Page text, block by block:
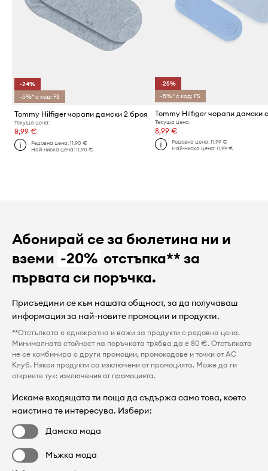
-24%
-5%* с код: FS
Tommy Hilfiger чорапи дамски 2 броя
Текуща цена:
8,99 €
Редовна цена:11,90 €
Най-ниска цена:11,90 €
-25%
-5%* с код: FS
Текуща цена:
8,99 €
Редовна цена: 11,99 €
Най-ниска цена: 11,99 €
Абонирай се за бюлетина ни и
вземи -20% отстъпка** за
първата си поръчка.
Присъедини се към нашата общност, за да получаваш
информация за най-новите промоции и продукти.
**Отстъпката е еднократна и важи за продукти с редовна цена.
Минималната стойност на поръчката трябва да е 80 €. Отстъпката
не се комбинира с други промоции, промокодове и точки от AC
Клуб. Някои продукти са изключени от промоцията. Може да ги
откриете тук: изключения от промоцията.
Искаме входящата ти поща да съдържа само това, което
наистина те интересува. Избери:
Дамска мода
Мъжка мода